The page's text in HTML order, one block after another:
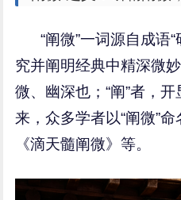
“阐微”一词源自成语
究并阐明经典中精深微
微、幽深也；“阐”者，
来，众多学者以“阐微”
《滴天髓阐微》等。